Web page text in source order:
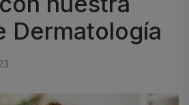
Dermatología